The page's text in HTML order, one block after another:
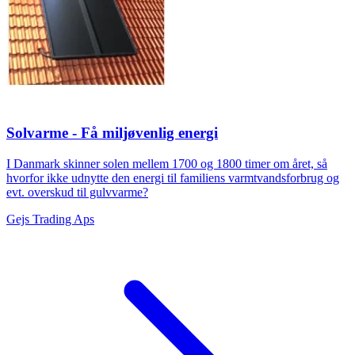
Solvarme - Få miljøvenlig energi
I Danmark skinner solen mellem 1700 og 1800 timer om året, så
hvorfor ikke udnytte den energi til familiens varmtvandsforbrug og
evt. overskud til gulvvarme?
Gejs Trading Aps